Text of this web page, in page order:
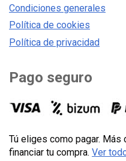
Condiciones generales
Política de cookies
Política de privacidad
Pago seguro
Tú eliges como pagar. Más
financiar tu compra. Ver